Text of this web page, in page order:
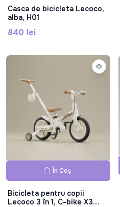
Casca de bicicleta Lecoco,
alba, H01
840 lei
În Coș
Bicicleta pentru copii
Lecoco 3 în 1, C-bike X3